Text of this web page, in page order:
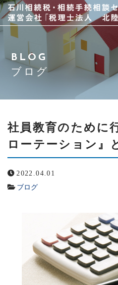
当事務所について
スタッフ紹介
アクセス
よくある質問
ブログ
滞りなく相続手続
BLOG
ブログ
社員教育のために
ローテーション』
2022.04.01
ブログ